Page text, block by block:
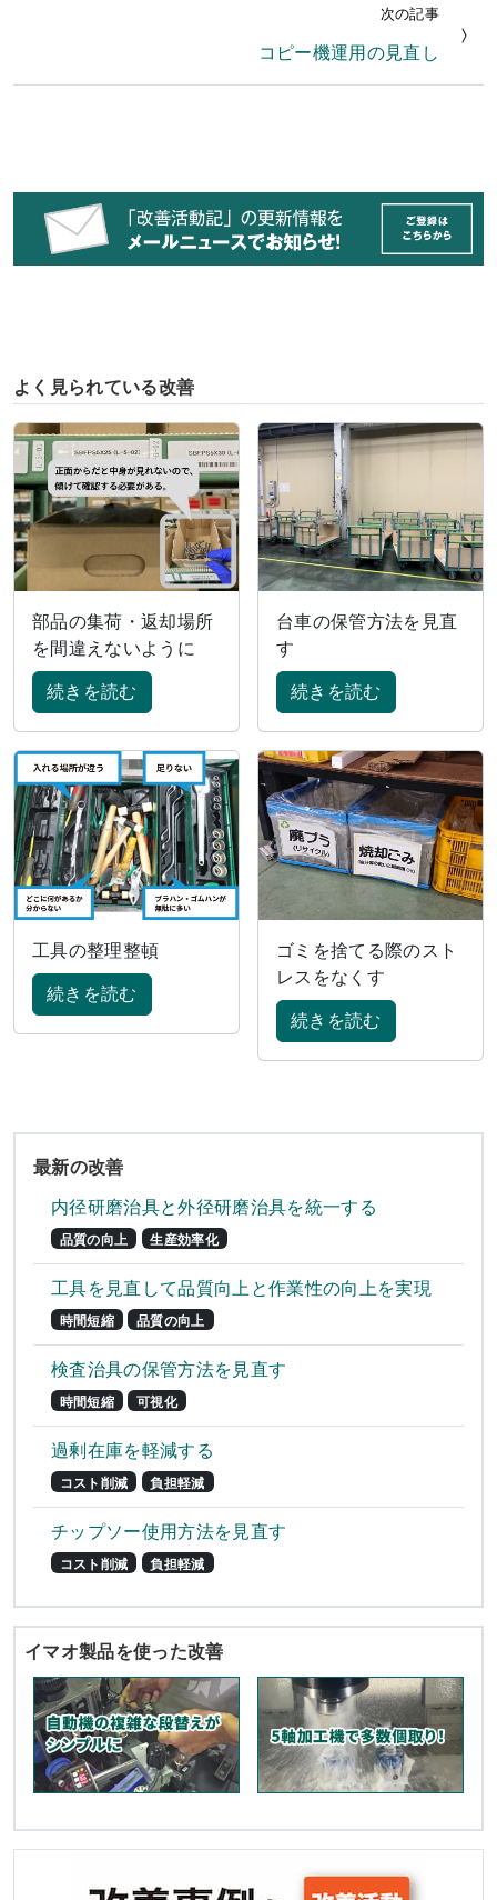
次の記事
コピー機運用の見直し
よく見られている改善
部品の集荷・返却場所
を間違えないように
続きを読む
台車の保管方法を見直
す
続きを読む
工具の整理整頓
続きを読む
ゴミを捨てる際のスト
レスをなくす
続きを読む
最新の改善
内径研磨治具と外径研磨治具を統一する
品質の向上 生産効率化
工具を見直して品質向上と作業性の向上を実現
時間短縮 品質の向上
検査治具の保管方法を見直す
時間短縮 可視化
過剰在庫を軽減する
コスト削減 負担軽減
チップソー使用方法を見直す
コスト削減 負担軽減
イマオ製品を使った改善